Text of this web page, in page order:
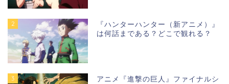
2
『ハンターハンター（新アニメ）』
は何話まである？どこで観れる？
3
アニメ『進撃の巨人』ファイナルシ